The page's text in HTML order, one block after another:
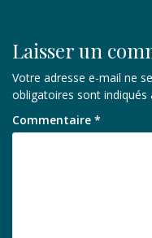
Laisser un
Votre adresse e-mail ne
obligatoires sont indiqués
Commentaire *